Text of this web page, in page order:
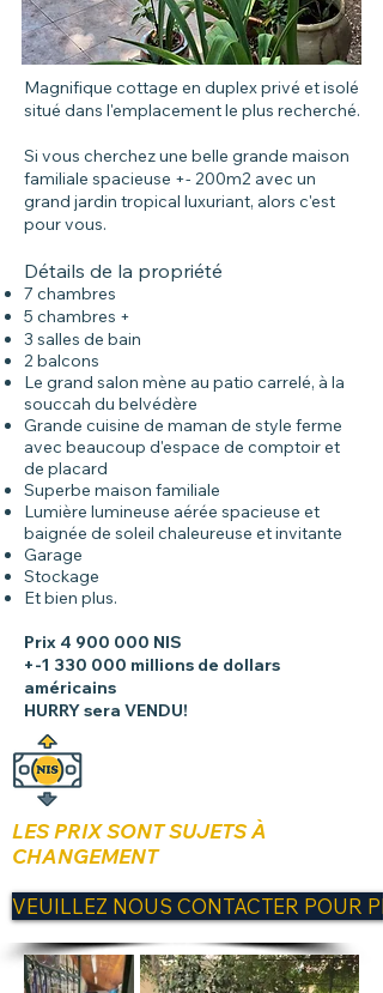
Magnifique cottage en duplex privé et isolé
situé dans l'emplacement le plus recherché.
Si vous cherchez une belle grande maison
familiale spacieuse +- 200m2 avec un
grand jardin tropical luxuriant, alors c'est
pour vous.
Détails de la propriété
7 chambres
5 chambres +
3 salles de bain
2 balcons
Le grand salon mène au patio carrelé, à la
souccah du belvédère
Grande cuisine de maman de style ferme
avec beaucoup d'espace de comptoir et
de placard
Superbe maison familiale
Lumière lumineuse aérée spacieuse et
baignée de soleil chaleureuse et invitante
Garage
Stockage
Et bien plus.
Prix ​​ 4 900 000 NIS
+-1 330 000 millions de dollars
américains
HURRY sera VENDU!
LES PRIX SONT SUJETS À
CHANGEMENT
VEUILLEZ NOUS CONTACTER POUR